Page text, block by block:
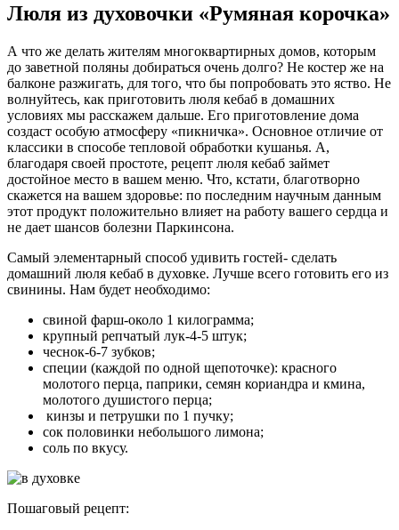
Люля из духовочки «Румяная корочка»
А что же делать жителям многоквартирных домов, которым
до заветной поляны добираться очень долго? Не костер же на
балконе разжигать, для того, что бы попробовать это яство. Не
волнуйтесь, как приготовить люля кебаб в домашних
условиях мы расскажем дальше. Его приготовление дома
создаст особую атмосферу «пикничка». Основное отличие от
классики в способе тепловой обработки кушанья. А,
благодаря своей простоте, рецепт люля кебаб займет
достойное место в вашем меню. Что, кстати, благотворно
скажется на вашем здоровье: по последним научным данным
этот продукт положительно влияет на работу вашего сердца и
не дает шансов болезни Паркинсона.
Самый элементарный способ удивить гостей- сделать
домашний люля кебаб в духовке. Лучше всего готовить его из
свинины. Нам будет необходимо:
свиной фарш-около 1 килограмма;
крупный репчатый лук-4-5 штук;
чеснок-6-7 зубков;
специи (каждой по одной щепоточке): красного
молотого перца, паприки, семян кориандра и кмина,
молотого душистого перца;
кинзы и петрушки по 1 пучку;
сок половинки небольшого лимона;
соль по вкусу.
Пошаговый рецепт: